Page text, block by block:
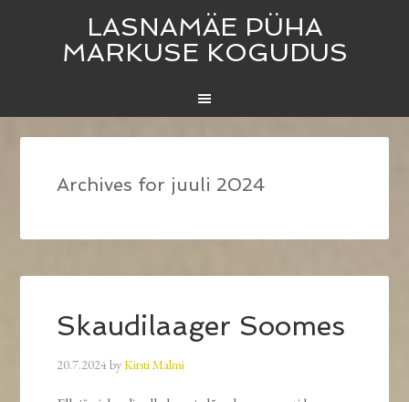
LASNAMÄE PÜHA
MARKUSE KOGUDUS
Archives for juuli 2024
Skaudilaager Soomes
20.7.2024byKirsti Malmi